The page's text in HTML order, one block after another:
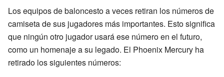
Los equipos de baloncesto a veces retiran los números de
camiseta de sus jugadores más importantes. Esto significa
que ningún otro jugador usará ese número en el futuro,
como un homenaje a su legado. El Phoenix Mercury ha
retirado los siguientes números: